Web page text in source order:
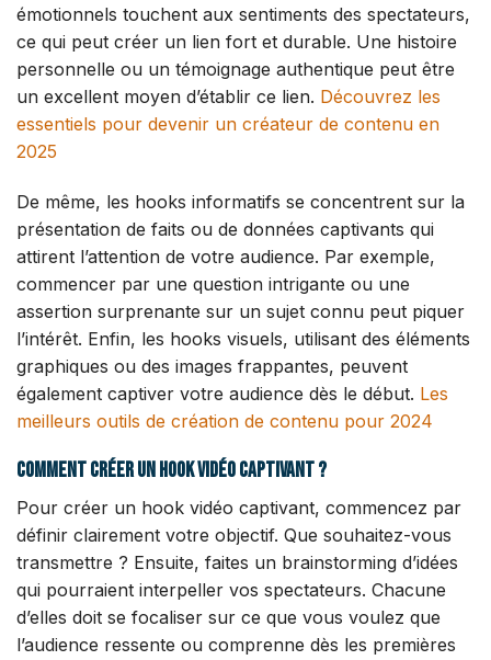
émotionnels touchent aux sentiments des spectateurs,
ce qui peut créer un lien fort et durable. Une histoire
personnelle ou un témoignage authentique peut être
un excellent moyen d’établir ce lien. Découvrez les
essentiels pour devenir un créateur de contenu en
2025
De même, les hooks informatifs se concentrent sur la
présentation de faits ou de données captivants qui
attirent l’attention de votre audience. Par exemple,
commencer par une question intrigante ou une
assertion surprenante sur un sujet connu peut piquer
l’intérêt. Enfin, les hooks visuels, utilisant des éléments
graphiques ou des images frappantes, peuvent
également captiver votre audience dès le début. Les
meilleurs outils de création de contenu pour 2024
Comment créer un hook vidéo captivant ?
Pour créer un hook vidéo captivant, commencez par
définir clairement votre objectif. Que souhaitez-vous
transmettre ? Ensuite, faites un brainstorming d’idées
qui pourraient interpeller vos spectateurs. Chacune
d’elles doit se focaliser sur ce que vous voulez que
l’audience ressente ou comprenne dès les premières